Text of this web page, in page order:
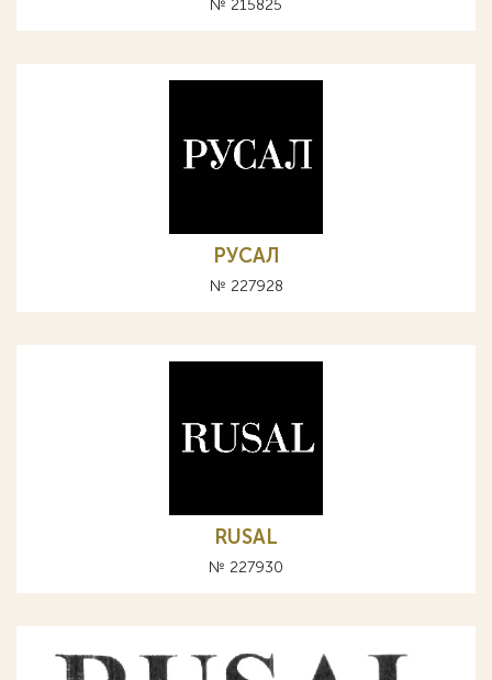
№ 215825
РУСАЛ
№ 227928
RUSAL
№ 227930